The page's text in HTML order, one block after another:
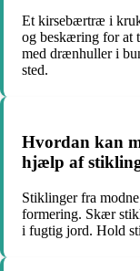
Et kirsebærtræ i
og beskæring for at
med drænhuller i
sted.
Hvordan kan
hjælp af
Stiklinger fra
formering. Skær
i fugtig jord. Hold